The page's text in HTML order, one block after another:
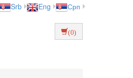
Srb Eng Срп
(0)